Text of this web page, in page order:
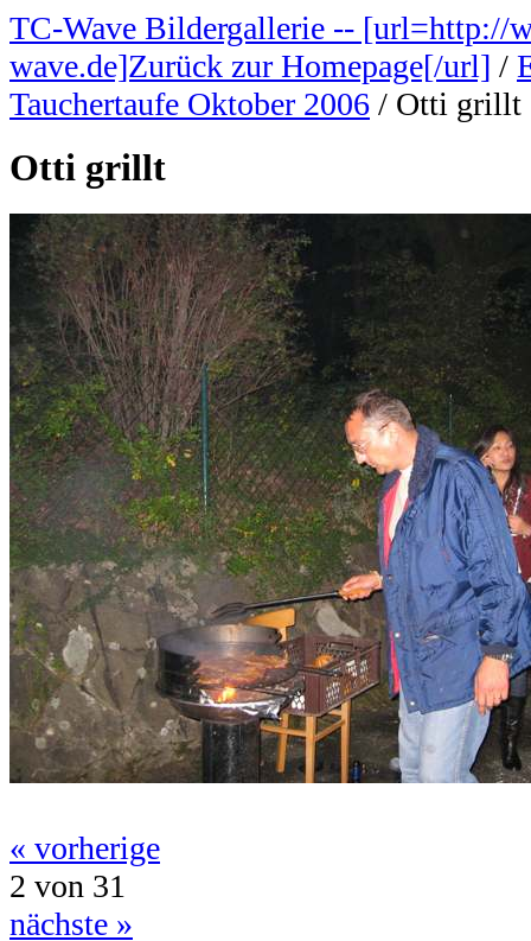
TC-Wave Bildergallerie -- [url=http://
wave.de]Zurück zur Homepage[/url] /
Tauchertaufe Oktober 2006 / Otti grillt
Otti grillt
« vorherige
2 von 31
nächste »